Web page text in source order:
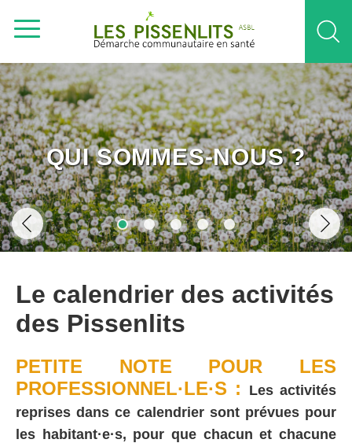
QUI SOMMES-NOUS ?
Le calendrier des activités
des Pissenlits
PETITE NOTE POUR LES
PROFESSIONNEL·LE·S :
Les activités
reprises dans ce calendrier sont prévues pour
les habitant·e·s, pour que chacun et chacune